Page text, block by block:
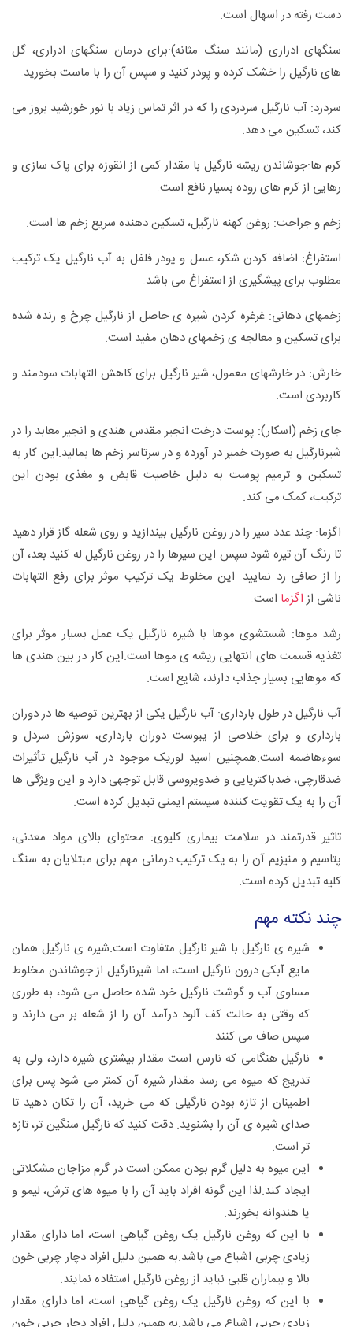
دست رفته در اسهال است.
سنگ‏های ادراری (مانند سنگ مثانه):برای درمان سنگ‏های ادراری، گل
‏های نارگیل را خشک کرده و پودر کنید و سپس آن را با ماست بخورید.
سردرد: آب نارگیل سردردی را که در اثر تماس زیاد با نور خورشید بروز می
کند، تسکین می ‏دهد.
کرم‏ ها:جوشاندن ریشه نارگیل با مقدار کمی از انقوزه برای پاک سازی و
رهایی از کرم ‏های روده بسیار نافع است.
زخم و جراحت: روغن کهنه نارگیل، تسکین دهنده سریع زخم ‏ها است.
استفراغ: اضافه کردن شکر، عسل و پودر فلفل به آب نارگیل یک ترکیب
مطلوب برای پیشگیری از استفراغ می‏ باشد.
زخم‏های دهانی: غرغره کردن شیره ی حاصل از نارگیل چرخ و رنده شده
برای تسکین و معالجه‏ ی زخم‏های دهان مفید است.
خارش: در خارش‏های معمول، شیر نارگیل برای کاهش التهابات سودمند و
کاربردی است.
جای زخم (اسکار): پوست درخت‏ انجیر مقدس هندی و انجیر معابد را در
شیرنارگیل به صورت خمیر در آورده و در سرتاسر زخم‏ ها بمالید.این کار به
تسکین و ترمیم پوست به دلیل خاصیت‏ قابض و مغذی بودن این
ترکیب، کمک می‏ کند.
اگزما: چند عدد سیر را در روغن نارگیل بیندازید و روی شعله گاز قرار دهید
تا رنگ آن تیره شود.سپس این سیرها را در روغن نارگیل له کنید.بعد، آن
را از صافی رد نمایید. این مخلوط یک ترکیب موثر برای رفع التهابات
ناشی از اگزما است.
رشد موها: شستشوی موها با شیره نارگیل یک عمل بسیار موثر برای
تغذیه قسمت ‏های انتهایی ریشه‏ ی موها است.این کار در بین هندی‏ ها
که موهایی بسیار جذاب دارند، شایع است.
آب نارگیل در طول بارداری: آب نارگیل یکی از بهترین توصیه ها در دوران
بارداری و برای خلاصی از یبوست دوران بارداری، سوزش سردل و
سوءهاضمه است.همچنین اسید لوریک موجود در آب نارگیل تأثیرات
ضدقارچی، ضدباکتریایی و ضدویروسی قابل توجهی دارد و این ویژگی ها
آن را به یک تقویت کننده سیستم ایمنی تبدیل کرده است.
تاثیر قدرتمند در سلامت بیماری کلیوی: محتوای بالای مواد معدنی،
پتاسیم و منیزیم آن را به یک ترکیب درمانی مهم برای مبتلایان به سنگ
کلیه تبدیل کرده است.
چند نکته مهم
شیره ی نارگیل با شیر نارگیل متفاوت است.شیره ی نارگیل همان
مایع آبکی درون نارگیل است، اما شیرنارگیل از جوشاندن مخلوط
مساوی آب و گوشت نارگیل خرد شده حاصل می شود، به طوری
که وقتی به حالت کف آلود درآمد آن را از شعله بر می دارند و
سپس صاف می کنند.
نارگیل هنگامی که نارس است مقدار بیشتری شیره دارد، ولی به
تدریج که میوه می رسد مقدار شیره آن کمتر می شود.پس برای
اطمینان از تازه بودن نارگیلی که می خرید، آن را تکان دهید تا
صدای شیره ی آن را بشنوید. دقت کنید که نارگیل سنگین تر، تازه
تر است.
این میوه به دلیل گرم بودن ممکن است در گرم مزاجان مشکلاتی
ایجاد کند.لذا این گونه افراد باید آن را با میوه های ترش، لیمو و
یا هندوانه بخورند.
با این که روغن نارگیل یک روغن گیاهی است، اما دارای مقدار
زیادی چربی اشباع می باشد.به همین دلیل افراد دچار چربی خون
بالا و بیماران قلبی نباید از روغن نارگیل استفاده نمایند.
با این که روغن نارگیل یک روغن گیاهی است، اما دارای مقدار